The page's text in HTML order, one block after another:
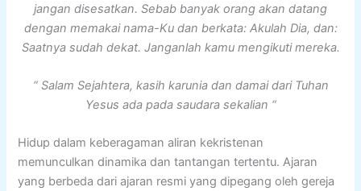
jangan disesatkan. Sebab banyak orang akan datang
dengan memakai nama-Ku dan berkata: Akulah Dia, dan:
Saatnya sudah dekat. Janganlah kamu mengikuti mereka.
“ Salam Sejahtera, kasih karunia dan damai dari Tuhan
Yesus ada pada saudara sekalian “
Hidup dalam keberagaman aliran kekristenan
memunculkan dinamika dan tantangan tertentu. Ajaran
yang berbeda dari ajaran resmi yang dipegang oleh gereja